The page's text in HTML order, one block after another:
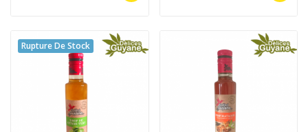
Rupture De Stock